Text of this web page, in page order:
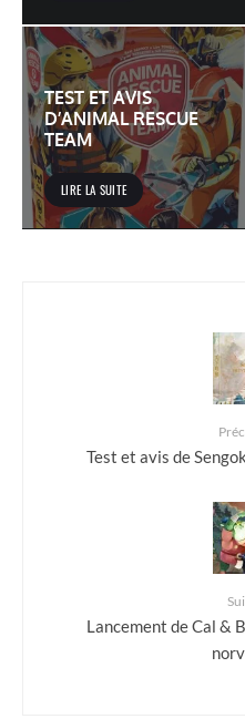
TEST ET AVIS
D’ANIMAL RESCUE
TEAM
LIRE LA SUITE
Test et avis de
Lancement de Cal &